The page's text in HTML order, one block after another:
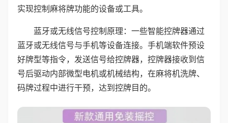
实现控制麻将牌功能的设备或工具。
蓝牙或无线信号控制原理：一些智能控牌器通过
蓝牙或无线信号与手机等设备连接。手机端软件预设
好牌型等指令，发送信号给控牌器，控牌器接收到信
号后驱动内部微型电机或机械结构，在麻将机洗牌、
码牌过程中进行干预，达到控牌目的。